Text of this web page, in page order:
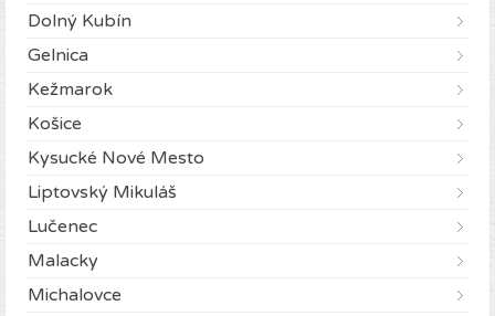
Dolný Kubín
Gelnica
Kežmarok
Košice
Kysucké Nové Mesto
Liptovský Mikuláš
Lučenec
Malacky
Michalovce